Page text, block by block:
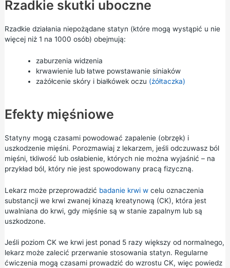
Rzadkie skutki uboczne
Rzadkie działania niepożądane statyn (które mogą wystąpić u nie
więcej niż 1 na 1000 osób) obejmują:
zaburzenia widzenia
krwawienie lub łatwe powstawanie siniaków
zażółcenie skóry i białkówek oczu (żółtaczka)
Efekty mięśniowe
Statyny mogą czasami powodować zapalenie (obrzęk) i
uszkodzenie mięśni. Porozmawiaj z lekarzem, jeśli odczuwasz ból
mięśni, tkliwość lub osłabienie, których nie można wyjaśnić – na
przykład ból, który nie jest spowodowany pracą fizyczną.
Lekarz może przeprowadzić badanie krwi wcelu oznaczenia
substancji we krwi zwanej kinazą kreatynową (CK), która jest
uwalniana do krwi, gdy mięśnie są w stanie zapalnym lub są
uszkodzone.
Jeśli poziom CK we krwi jest ponad 5 razy większy od normalnego,
lekarz może zalecić przerwanie stosowania statyn. Regularne
ćwiczenia mogą czasami prowadzić do wzrostu CK, więc powiedz